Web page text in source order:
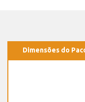
Dimensões do